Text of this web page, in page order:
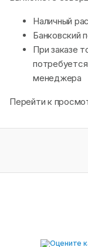
Наличный
Банковский
При заказе
менеджера
Перейти к